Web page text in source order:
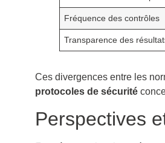
Fréquence des contrôles
Transparence des
Ces divergences entre les
protocoles de sécurité
Perspectives